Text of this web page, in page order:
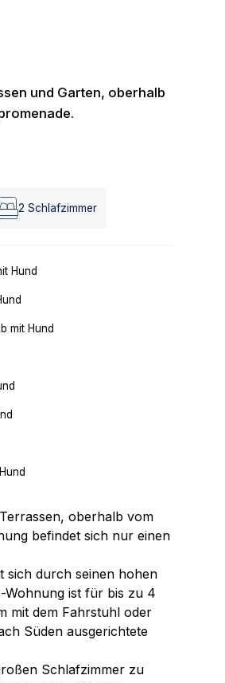
und Garten, oberhalb
2 Schlafzimmer
Hund
mit Hund
oberhalb vom
befindet sich nur einen
sich durch seinen hohen
Wohnung ist für bis zu 4
mit dem Fahrstuhl oder
Süden ausgerichtete
Schlafzimmer zu